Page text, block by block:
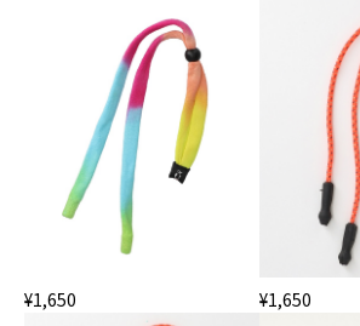
¥1,650 ¥1,650